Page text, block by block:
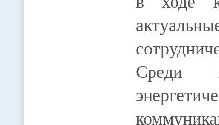
Среди